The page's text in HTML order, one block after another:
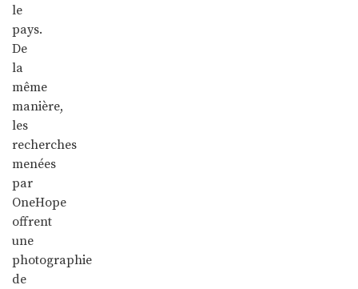
le
pays.
De
la
même
manière,
les
recherches
menées
par
OneHope
offrent
une
photographie
de